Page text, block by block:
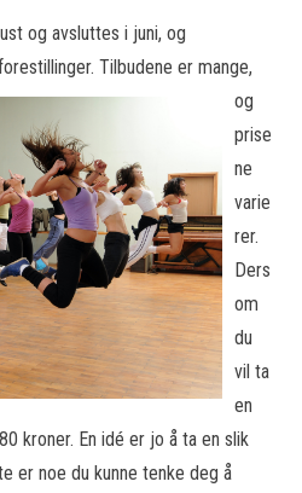
og avsluttes i juni, og
linger. Tilbudene er mange,
og
prise
ne
varie
rer.
Ders
om
du
vil ta
en
kroner. En idé er jo å ta en slik
er noe du kunne tenke deg å